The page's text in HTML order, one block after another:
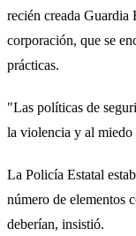
recién creada Guardia
corporación, que se
prácticas.
"Las políticas de
la violencia y al
La Policía Estatal
número de elementos
deberían, insistió.